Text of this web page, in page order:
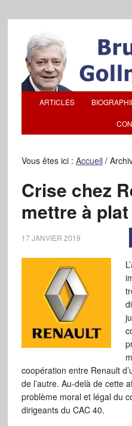
ARTICLES
Vous êtes ici : Accueil /
Crise chez
mettre à plat
17 JANVIER 2019
coopération entre Renault
de l’autre. Au-delà de cette
problème moral et légal du
dirigeants du CAC 40.